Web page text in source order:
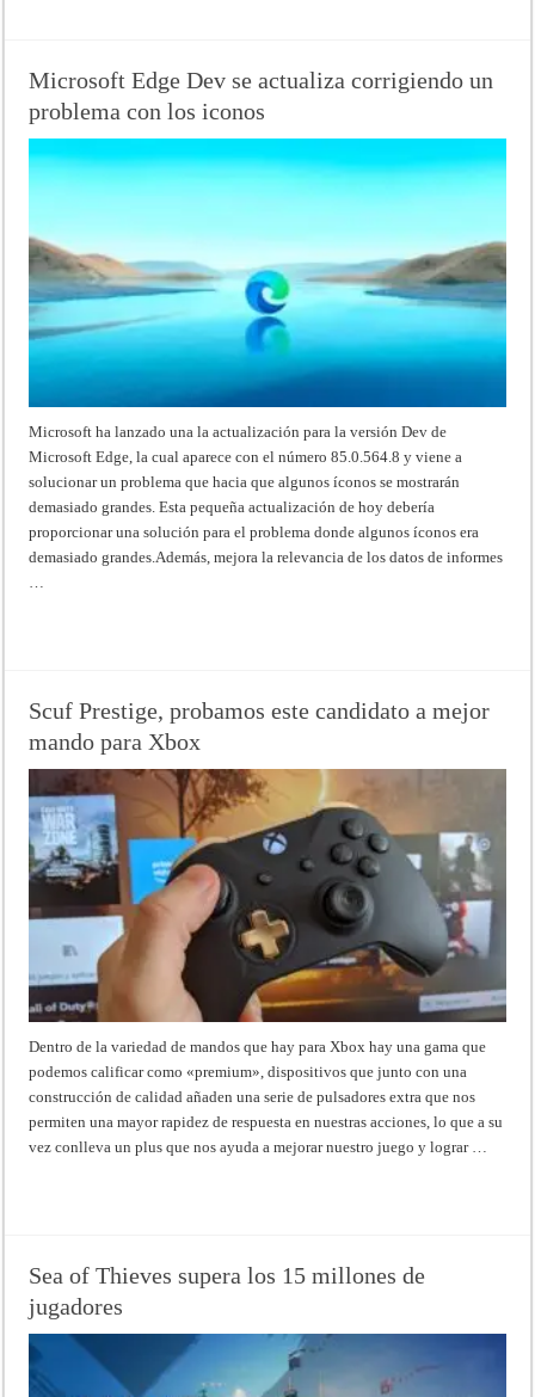
Microsoft Edge Dev se actualiza corrigiendo un
problema con los iconos
Microsoft ha lanzado una la actualización para la versión Dev de
Microsoft Edge, la cual aparece con el número 85.0.564.8 y viene a
solucionar un problema que hacia que algunos íconos se mostrarán
demasiado grandes. Esta pequeña actualización de hoy debería
proporcionar una solución para el problema donde algunos íconos era
demasiado grandes.Además, mejora la relevancia de los datos de informes
Scuf Prestige, probamos este candidato a mejor
mando para Xbox
Dentro de la variedad de mandos que hay para Xbox hay una gama que
podemos calificar como «premium», dispositivos que junto con una
construcción de calidad añaden una serie de pulsadores extra que nos
permiten una mayor rapidez de respuesta en nuestras acciones, lo que a su
vez conlleva un plus que nos ayuda a mejorar nuestro juego y lograr …
Sea of Thieves supera los 15 millones de
jugadores